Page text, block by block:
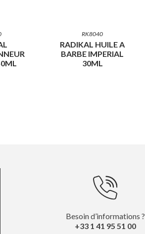
RK8040
RADIKAL HUILE A
BARBE IMPERIAL
30ML
Besoin d’informations ?
+33 1 41 95 51 00